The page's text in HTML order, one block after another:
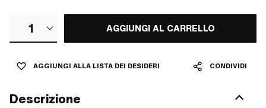
1 AGGIUNGI AL CARRELLO
AGGIUNGI ALLA LISTA DEI DESIDERI CONDIVIDI
Descrizione